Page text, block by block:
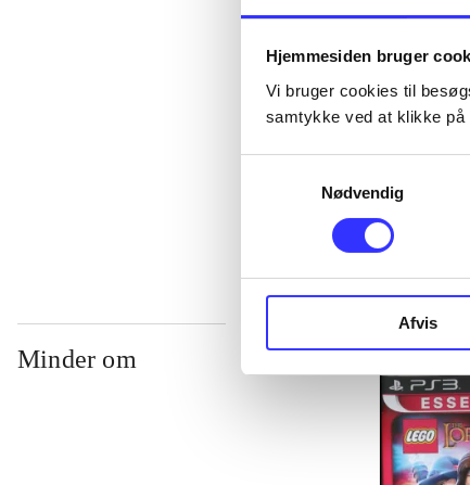
Hjemmesiden bruger
Vi bruger cookies til
samtykke ved at klikke på
Nødvendig
Afvis
...
...
...
Minder om